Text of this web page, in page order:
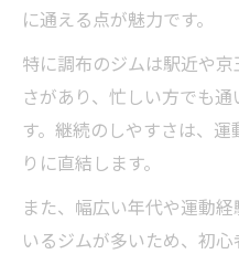
に通える点が魅力です。
特に調布のジムは駅近や
さがあり、忙しい方でも
す。継続のしやすさは、
りに直結します。
また、幅広い年代や運動
いるジムが多いため、初